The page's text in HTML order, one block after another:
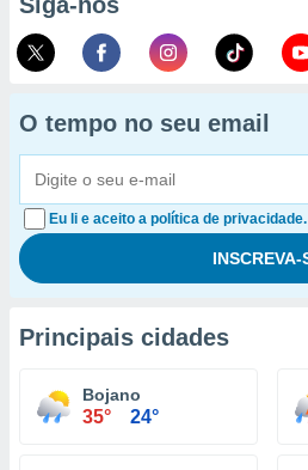
O tempo no seu email
Eu li e aceito a política de privacidade.
Principais cidades
Bojano
35° 24°